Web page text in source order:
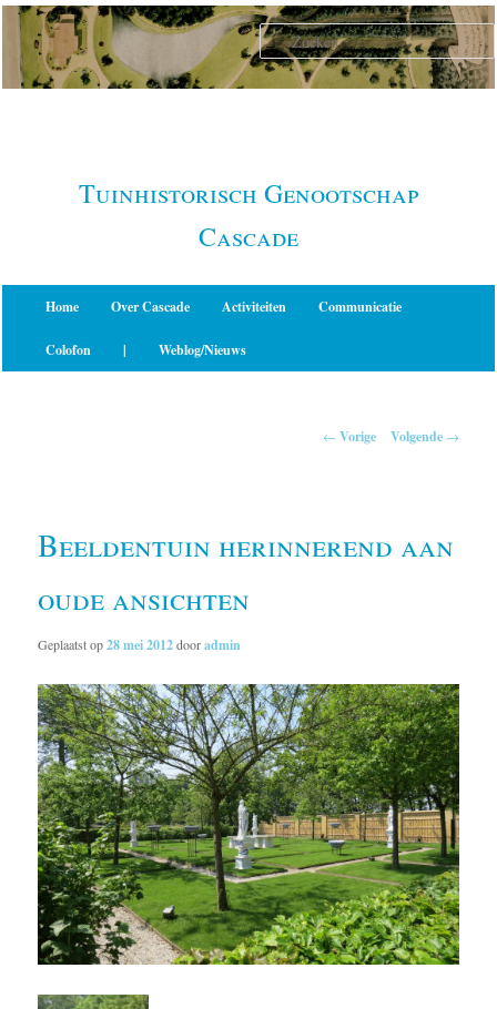
Spring
naar
primaire
Tuinhistorisch Genootschap
Cascade
Home Over Cascade Activiteiten Communicatie
Colofon | Weblog/Nieuws
← Vorige Volgende →
Beeldentuin herinnerend aan
oude ansichten
Geplaatst op28 mei 2012dooradmin